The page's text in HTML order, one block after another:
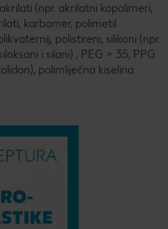
(npr. akrilatni kopolimeri,
karbomer, polimetil
polistireni, silikoni (npr.
i silani) , PEG > 35, PPG
polimliječna kiselina.